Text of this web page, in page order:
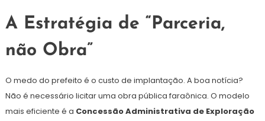
A Estratégia de “Parceria,
não Obra”
O medo do prefeito é o custo de implantação. A boa notícia?
Não é necessário licitar uma obra pública faraônica. O modelo
mais eficiente é a Concessão Administrativa de Exploração